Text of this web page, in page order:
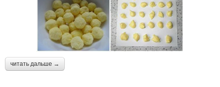
читать дальше →